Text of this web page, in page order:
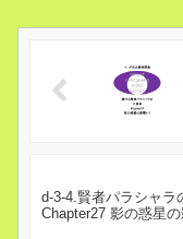
d-3-4.賢者パラシャラ
Chapter27 影の惑星